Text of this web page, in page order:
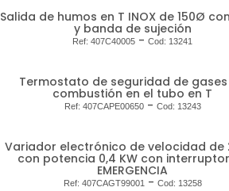
Salida de humos en T INOX de 150Ø
y banda de sujeción
Ref:407C40005 -Cod: 13241
Termostato de seguridad de
combustión en el tubo en T
Ref: 407CAPE00650- Cod: 13243
Variador electrónico de velocidad de
con potencia 0,4 KW con
EMERGENCIA
Ref: 407CAGT99001- Cod: 13258